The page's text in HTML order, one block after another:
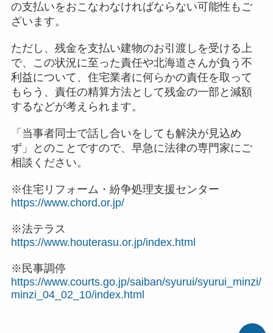
の支払いをおこなわなければならない可能性もご
ざいます。
ただし、残金を支払い建物のお引渡しを受ける上
で、この状況に至った責任や北海道さんが負う不
利益について、住宅業者に何らかの責任を取って
もらう、責任の精算方法として残金の一部と減額
するなどが考えられます。
「当事者同士で話し合いをしても解決が見込め
ず」とのことですので、早急に法律の専門家にご
相談ください。
※住宅リフォーム・紛争処理支援センター
https://www.chord.or.jp/
※法テラス
https://www.houterasu.or.jp/index.html
※民事調停
https://www.courts.go.jp/saiban/syurui/syurui_minzi/
minzi_04_02_10/index.html